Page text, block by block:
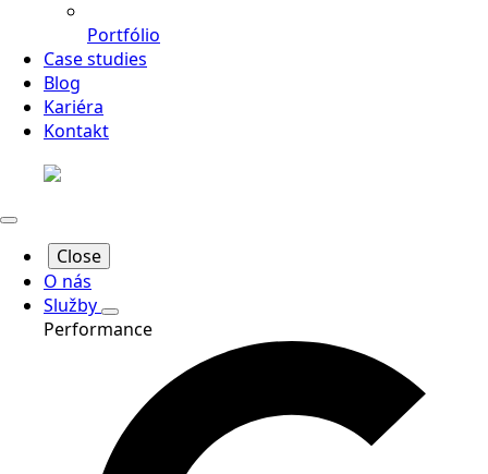
Portfólio
Case studies
Blog
Kariéra
Kontakt
Close
O nás
Služby
Performance